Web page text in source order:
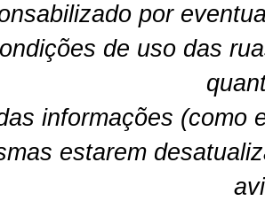
por
de uso das
informações (como
estarem